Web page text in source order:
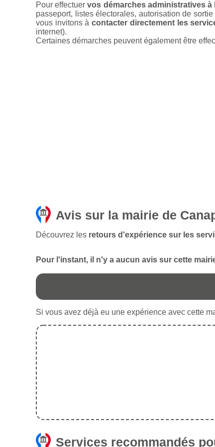
Pour effectuervos démarches administratives à
passeport, listes électorales, autorisation de
vous invitons àcontacter directement les
internet).
Certaines démarches peuvent également être
Avis sur la mairie de
Découvrez les retours d'expérience sur les
Pour l'instant, il n'y a aucun avis sur cette
Si vous avez déjà eu une expérience avec cette
Services recommandés